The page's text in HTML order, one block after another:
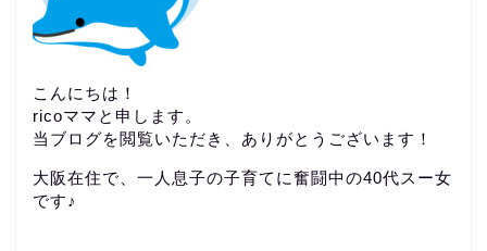
こんにちは！
ricoママと申します。
当ブログを閲覧いただき、ありがとうございます！
大阪在住で、一人息子の子育てに奮闘中の40代スー女
です♪